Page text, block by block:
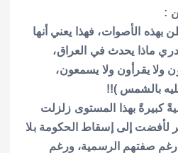
:
بهذه الأصوات، فهذا يعني أنها
ماذا يحدث في العراق،
ولا يقرأون ولا يسمعون،
بالشمس )!!
كبيرةً بهذا المستوى زلزلت
لأفضت إلى إسقاط الحكومة بلا
رغم صفتهم الرسمية، ورغم